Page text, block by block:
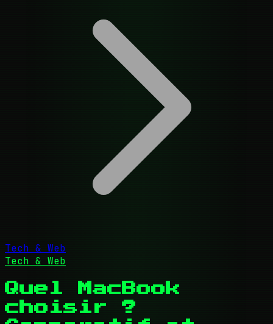
Tech & Web
Tech & Web
Quel MacBook
choisir ?